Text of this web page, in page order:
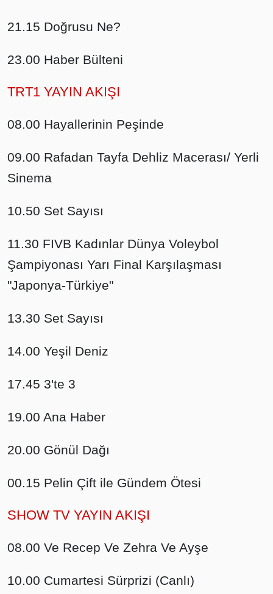
21.15 Doğrusu Ne?
23.00 Haber Bülteni
TRT1 YAYIN AKIŞI
08.00 Hayallerinin Peşinde
09.00 Rafadan Tayfa Dehliz Macerası/ Yerli
Sinema
10.50 Set Sayısı
11.30 FIVB Kadınlar Dünya Voleybol
Şampiyonası Yarı Final Karşılaşması
"Japonya-Türkiye"
13.30 Set Sayısı
14.00 Yeşil Deniz
17.45 3'te 3
19.00 Ana Haber
20.00 Gönül Dağı
00.15 Pelin Çift ile Gündem Ötesi
SHOW TV YAYIN AKIŞI
08.00 Ve Recep Ve Zehra Ve Ayşe
10.00 Cumartesi Sürprizi (Canlı)